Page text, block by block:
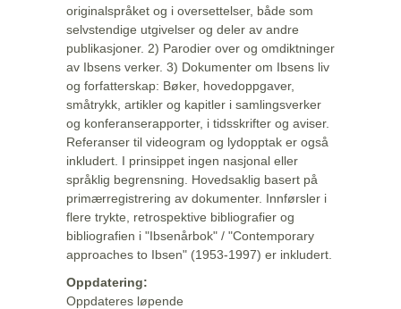
originalspråket og i oversettelser, både som
selvstendige utgivelser og deler av andre
publikasjoner. 2) Parodier over og omdiktninger
av Ibsens verker. 3) Dokumenter om Ibsens liv
og forfatterskap: Bøker, hovedoppgaver,
småtrykk, artikler og kapitler i samlingsverker
og konferanserapporter, i tidsskrifter og aviser.
Referanser til videogram og lydopptak er også
inkludert. I prinsippet ingen nasjonal eller
språklig begrensning. Hovedsaklig basert på
primærregistrering av dokumenter. Innførsler i
flere trykte, retrospektive bibliografier og
bibliografien i "Ibsenårbok" / "Contemporary
approaches to Ibsen" (1953-1997) er inkludert.
Oppdatering:
Oppdateres løpende